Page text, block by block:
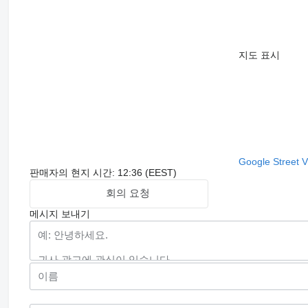
지도 표시
Google Street
판매자의 현지 시간: 12:36 (EEST)
회의 요청
메시지 보내기